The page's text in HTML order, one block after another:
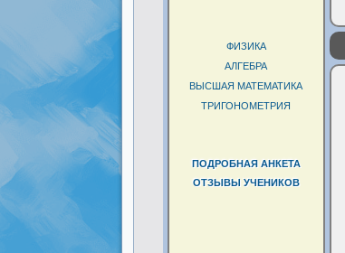
ФИЗИКА
АЛГЕБРА
ВЫСШАЯ МАТЕМАТИКА
ТРИГОНОМЕТРИЯ
ПОДРОБНАЯ АНКЕТА
ОТЗЫВЫ УЧЕНИКОВ